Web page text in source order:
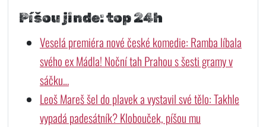
Píšou jinde: top 24h
Veselá premiéra nové české komedie: Ramba líbala
svého ex Mádla! Noční tah Prahou s šesti gramy v
sáčku…
Leoš Mareš šel do plavek a vystavil své tělo: Takhle
vypadá padesátník? Klobouček, píšou mu